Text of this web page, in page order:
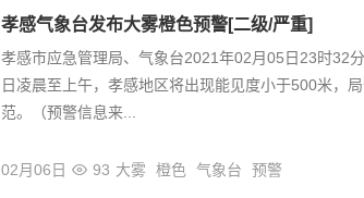
孝感气象台发布大雾橙色预警[二级/严重]
孝感市应急管理局、气象台2021年02月05日23时32
日凌晨至上午，孝感地区将出现能见度小于500米，
范。（预警信息来...
02月06日 93 大雾 橙色 气象台 预警